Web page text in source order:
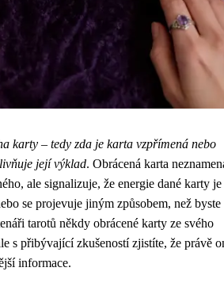
karty – tedy zda je karta vzpřímená nebo
její výklad. Obrácená karta
ale signalizuje, že energie dané karty je
se projevuje jiným způsobem, než byste
tarotů někdy obrácené karty ze svého
s přibývající zkušeností zjistíte, že právě
informace.